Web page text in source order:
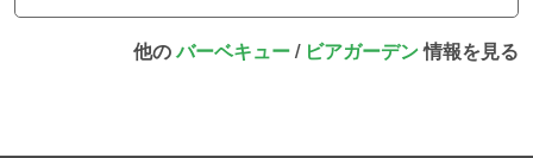
他のバーベキュー/ ビアガーデン情報を見る